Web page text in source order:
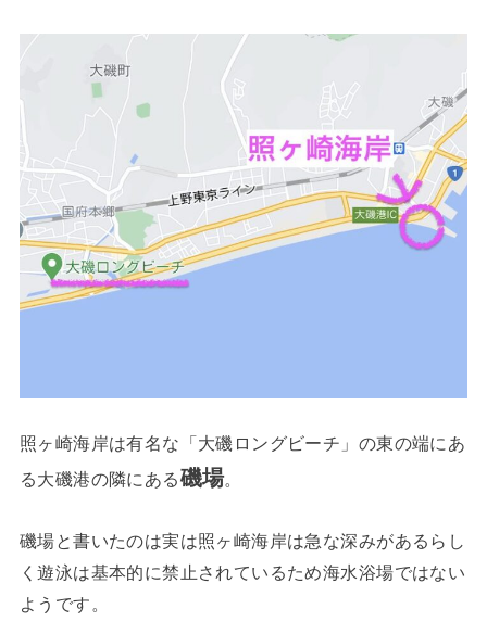
照ヶ崎海岸は有名な「大磯ロングビーチ」の東の端にあ
る大磯港の隣にある磯場。
磯場と書いたのは実は照ヶ崎海岸は急な深みがあるらし
く遊泳は基本的に禁止されているため海水浴場ではない
ようです。